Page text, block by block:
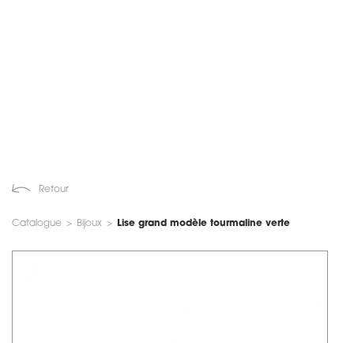
Retour
Catalogue > Bijoux > Lise grand modèle tourmaline verte